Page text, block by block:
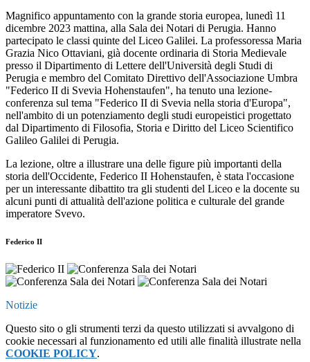
Magnifico appuntamento con la grande storia europea, lunedì 11
dicembre 2023 mattina, alla Sala dei Notari di Perugia. Hanno
partecipato le classi quinte del Liceo Galilei. La professoressa Maria
Grazia Nico Ottaviani, già docente ordinaria di Storia Medievale
presso il Dipartimento di Lettere dell'Università degli Studi di
Perugia e membro del Comitato Direttivo dell'Associazione Umbra
"Federico II di Svevia Hohenstaufen", ha tenuto una lezione-
conferenza sul tema "Federico II di Svevia nella storia d'Europa",
nell'ambito di un potenziamento degli studi europeistici progettato
dal Dipartimento di Filosofia, Storia e Diritto del Liceo Scientifico
Galileo Galilei di Perugia.
La lezione, oltre a illustrare una delle figure più importanti della
storia dell'Occidente, Federico II Hohenstaufen, è stata l'occasione
per un interessante dibattito tra gli studenti del Liceo e la docente su
alcuni punti di attualità dell'azione politica e culturale del grande
imperatore Svevo.
Federico II
Notizie
Questo sito o gli strumenti terzi da questo utilizzati si avvalgono di
cookie necessari al funzionamento ed utili alle finalità illustrate nella
COOKIE POLICY.